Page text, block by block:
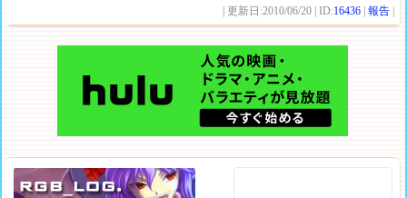
| 更新日:2010/06/20 | ID:16436 |報告